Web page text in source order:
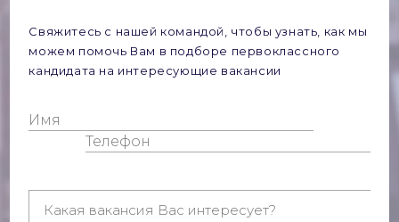
Свяжитесь с нашей командой, чтобы узнать, как мы
можем помочь Вам в подборе первоклассного
кандидата на интересующие вакансии